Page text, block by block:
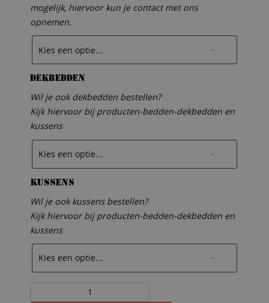
mogelijk, hiervoor kun je contact met ons
opnemen.
Dekbedden
Wil je ook dekbedden bestellen?
Kijk hiervoor bij producten-bedden-dekbedden en
kussens
Kussens
Wil je ook kussens bestellen?
Kijk hiervoor bij producten-bedden-dekbedden en
kussens